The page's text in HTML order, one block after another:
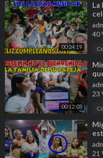
00:24:19
⁣La
40
00:12:03
23
21